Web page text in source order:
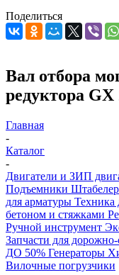
Поделиться
Вал отбора
редуктора GX
Главная
-
Каталог
-
Двигатели и ЗИП
Подъемники
для арматуры Техника
бетоном и стяжками
Ручной инструмент
Запчасти для
ДО 50% Генераторы
Вилочные погрузчики